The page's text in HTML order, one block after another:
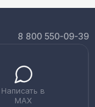
8 800 550-09-39
Написать в
MAX